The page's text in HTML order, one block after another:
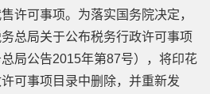
许可事项。为落实国务院决定，
总局关于公布税务行政许可事项
局公告2015年第87号），将印花
可事项目录中删除，并重新发